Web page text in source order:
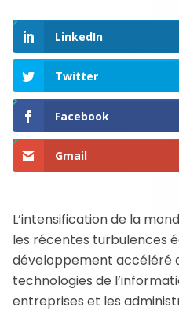
LinkedIn
Twitter
Facebook
Gmail
L’intensification de la
les récentes turbulences
développement accéléré
technologies de
entreprises et les